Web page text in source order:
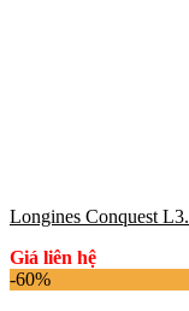
Longines Conquest
Giá liên hệ
-60%